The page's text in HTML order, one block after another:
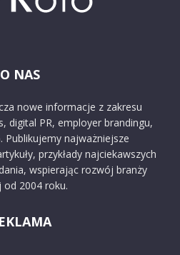
O NAS
nowe informacje z zakresu
digital PR, employer brandingu,
Publikujemy najważniejsze
przykłady najciekawszych
wspierając rozwój branży
2004 roku.